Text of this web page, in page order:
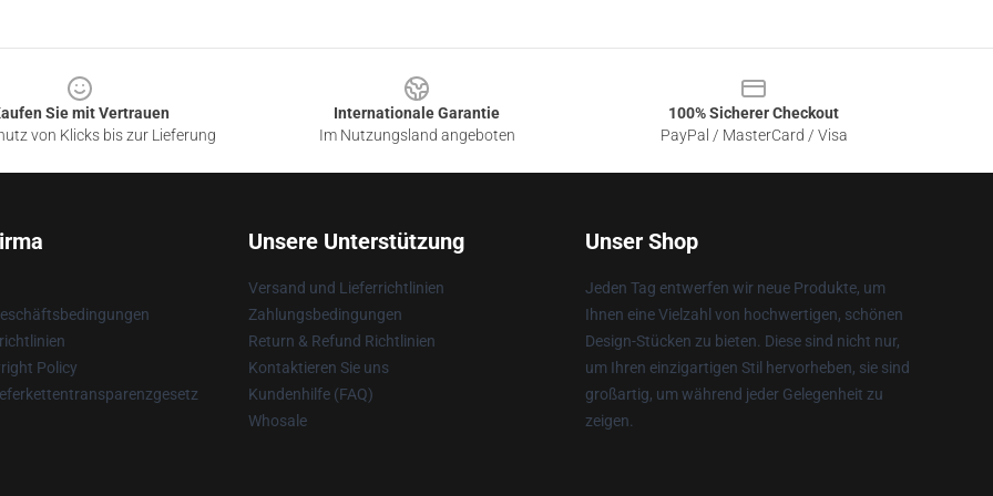
Sie mit Vertrauen
von Klicks bis zur Lieferung
Internationale Garantie
Im Nutzungsland angeboten
100% Sicherer Checkout
PayPal / MasterCard / Visa
Policy
Unsere Unterstützung
Versand und Lieferrichtlinien
Zahlungsbedingungen
Return & Refund Richtlinien
Kontaktieren Sie uns
Kundenhilfe (FAQ)
Whosale
Unser Shop
Jeden Tag entwerfen wir neue Produkte, um
Ihnen eine Vielzahl von hochwertigen, schönen
Design-Stücken zu bieten. Diese sind nicht nur,
um Ihren einzigartigen Stil hervorheben, sie sind
großartig, um während jeder Gelegenheit zu
zeigen.